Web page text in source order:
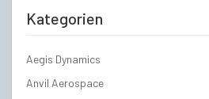
Kategorien
Aegis Dynamics
Anvil Aerospace